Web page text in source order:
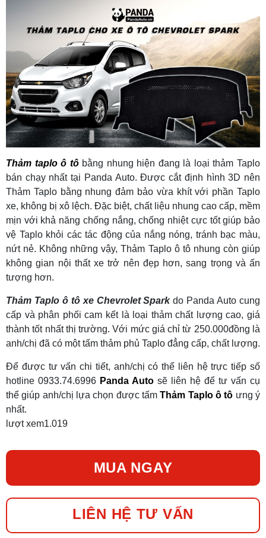
Thảm taplo ô tôbằng nhung hiện đang là loại thảm Taplo
bán chạy nhất tại Panda Auto. Được cắt định hình 3D nên
Thảm Taplo bằng nhung đảm bảo vừa khít với phần Taplo
xe, không bị xô lệch. Đặc biệt, chất liệu nhung cao cấp, mềm
mịn với khả năng chống nắng, chống nhiệt cực tốt giúp bảo
vệ Taplo khỏi các tác động của nắng nóng, tránh bạc màu,
nứt nẻ. Không những vậy, Thảm Taplo ô tô nhung còn giúp
không gian nội thất xe trở nên đẹp hơn, sang trọng và ấn
tượng hơn.
Thảm Taplo ô tô xe Chevrolet Sparkdo Panda Auto cung
cấp và phân phối cam kết là loại thảm chất lượng cao, giá
thành tốt nhất thị trường. Với mức giá chỉ từ 250.000đồng là
anh/chị đã có một tấm thảm phủ Taplo đẳng cấp, chất lượng.
Để được tư vấn chi tiết, anh/chị có thể liên hệ trực tiếp số
hotline 0933.74.6996 Panda Auto sẽ liên hệ để tư vấn cụ
thể giúp anh/chị lựa chọn được tấmThảm Taplo ô tô ưng ý
nhất.
lượt xem1.019
MUA NGAY
LIÊN HỆ TƯ VẤN